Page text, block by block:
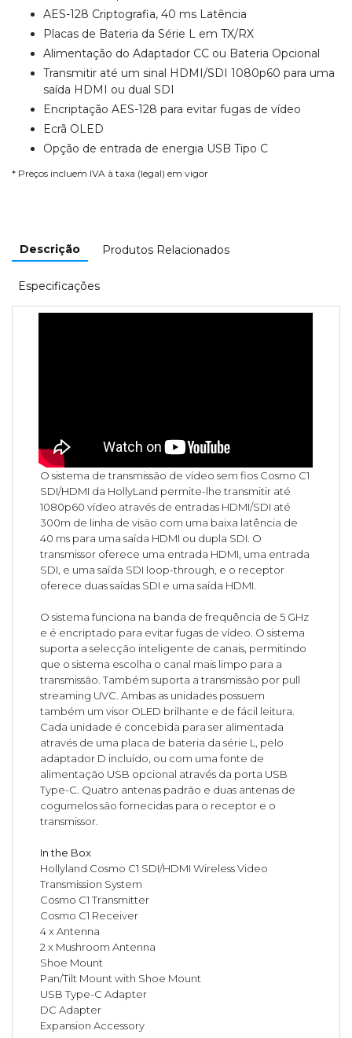
AES-128 Criptografia, 40 ms Latência
Placas de Bateria da Série L em TX/RX
Alimentação do Adaptador CC ou Bateria Opcional
Transmitir até um sinal HDMI/SDI 1080p60 para uma
saída HDMI ou dual SDI
Encriptação AES-128 para evitar fugas de vídeo
Ecrã OLED
Opção de entrada de energia USB Tipo C
* Preços incluem IVA à taxa (legal) em vigor
Descrição Produtos Relacionados
Especificações
O sistema de transmissão de vídeo sem fios Cosmo C1
SDI/HDMI da HollyLand permite-lhe transmitir até
1080p60 vídeo através de entradas HDMI/SDI até
300m de linha de visão com uma baixa latência de
40 ms para uma saída HDMI ou dupla SDI. O
transmissor oferece uma entrada HDMI, uma entrada
SDI, e uma saída SDI loop-through, e o receptor
oferece duas saídas SDI e uma saída HDMI.
O sistema funciona na banda de frequência de 5 GHz
e é encriptado para evitar fugas de vídeo. O sistema
suporta a selecção inteligente de canais, permitindo
que o sistema escolha o canal mais limpo para a
transmissão. Também suporta a transmissão por pull
streaming UVC. Ambas as unidades possuem
também um visor OLED brilhante e de fácil leitura.
Cada unidade é concebida para ser alimentada
através de uma placa de bateria da série L, pelo
adaptador D incluído, ou com uma fonte de
alimentação USB opcional através da porta USB
Type-C. Quatro antenas padrão e duas antenas de
cogumelos são fornecidas para o receptor e o
transmissor.
In the Box
Hollyland Cosmo C1 SDI/HDMI Wireless Video
Transmission System
Cosmo C1 Transmitter
Cosmo C1 Receiver
4 x Antenna
2 x Mushroom Antenna
Shoe Mount
Pan/Tilt Mount with Shoe Mount
USB Type-C Adapter
DC Adapter
Expansion Accessory